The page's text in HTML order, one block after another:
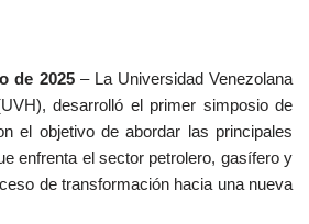
de 2025 – La Universidad Venezolana
desarrolló el primer simposio de
el objetivo de abordar las principales
enfrenta el sector petrolero, gasífero y
de transformación hacia una nueva